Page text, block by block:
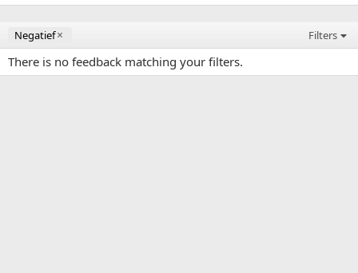
Negatief Filters
There is no feedback matching your filters.